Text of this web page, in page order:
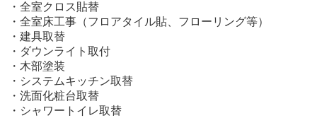
・全室クロス貼替
・全室床工事（フロアタイル貼、フローリング等）
・建具取替
・ダウンライト取付
・木部塗装
・システムキッチン取替
・洗面化粧台取替
・シャワートイレ取替